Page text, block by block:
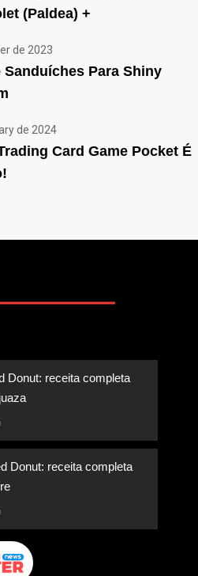
(Paldea) +
de 2023
Sanduíches Para Shiny
de 2024
Card Game Pocket É
Donut: receita completa
Donut: receita completa